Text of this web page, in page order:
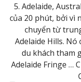
5. Adelaide,
của 20 phút, bởi vì
chuyển từ
Adelaide Hills.
du khách tham
Adelaide Fringe …